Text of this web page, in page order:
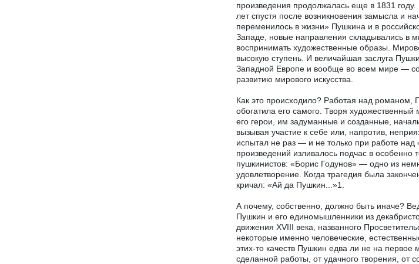
произведения продолжалась еще в 1831
лет спустя после возникновения замысла и
переменилось в жизни» Пушкина и в
Западе, новые направления складывались в
воспринимать художественные образы.
высокую ступень. И величайшая заслуга
Западной Европе и вообще во всем мире —
развитию мирового искусства.
Как это происходило? Работая над романом,
обогатила его самого. Творя
его герои, им задуманные и созданные,
вызывая участие к себе или, напротив,
испытал не раз — и не только при работе
произведений изливалось подчас в
пушкинистов: «Борис Годунов» — одно из
удовлетворение. Когда трагедия была
кричал: «Ай да Пушкин...»1.
А почему, собственно, должно быть иначе?
Пушкин и его единомышленники из
движения XVIII века, названного
некоторые именно человеческие,
этих-то качеств Пушкин едва ли не на первое
сделанной работы, от удачного творения, от